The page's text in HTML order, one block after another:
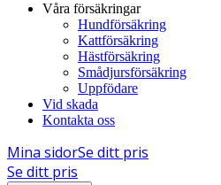
Våra försäkringar
Hundförsäkring
Kattförsäkring
Hästförsäkring
Smådjursförsäkring
Uppfödare
Vid skada
Kontakta oss
Mina sidorSe ditt pris
Se ditt pris